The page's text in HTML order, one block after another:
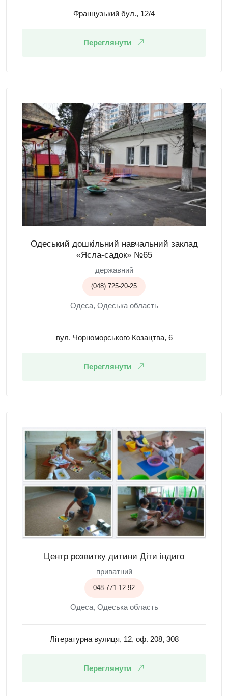
Французький бул., 12/4
Переглянути
Одеський дошкільний навчальний заклад
«Ясла-садок» №65
державний
(048) 725-20-25
Одеса, Одеська область
вул. Чорноморського Козацтва, 6
Переглянути
Центр розвитку дитини Діти індиго
приватний
048-771-12-92
Одеса, Одеська область
Літературна вулиця, 12, оф. 208, 308
Переглянути